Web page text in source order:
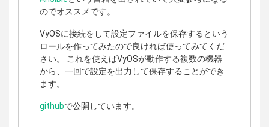
のでオススメです。
VyOSに接続をして設定ファイルを保存するという
ロールを作ってみたので良ければ使ってみてくだ
さい。 これを使えばVyOSが動作する複数の機器
から、一回で設定を出力して保存することができ
ます。
githubで公開しています。